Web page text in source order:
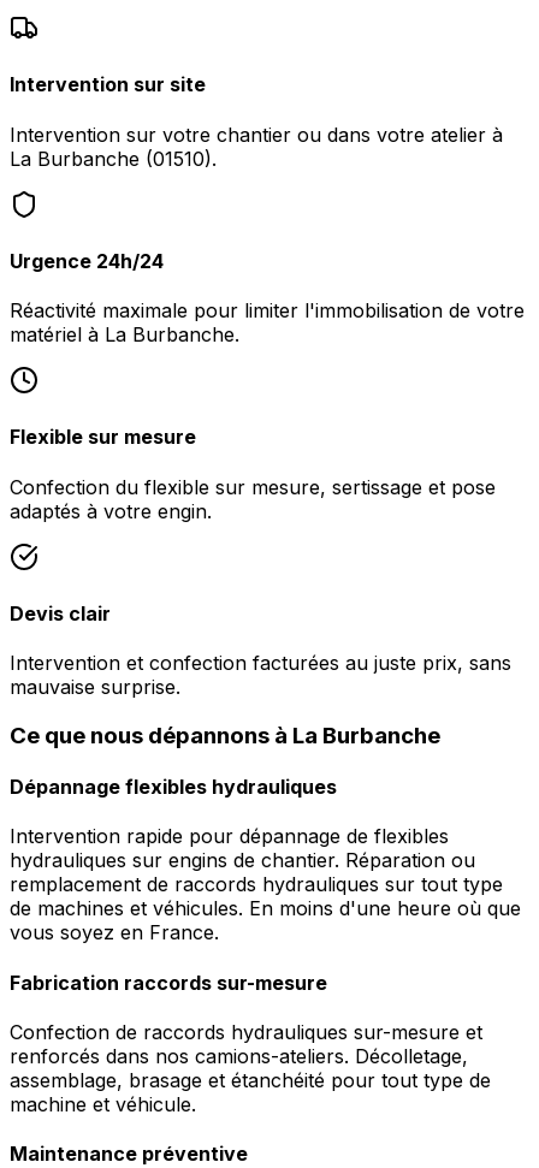
Intervention sur site
Intervention sur votre chantier ou dans votre atelier à
La Burbanche (01510).
Urgence 24h/24
Réactivité maximale pour limiter l'immobilisation de votre
matériel à La Burbanche.
Flexible sur mesure
Confection du flexible sur mesure, sertissage et pose
adaptés à votre engin.
Devis clair
Intervention et confection facturées au juste prix, sans
mauvaise surprise.
Ce que nous dépannons à La Burbanche
Dépannage flexibles hydrauliques
Intervention rapide pour dépannage de flexibles
hydrauliques sur engins de chantier. Réparation ou
remplacement de raccords hydrauliques sur tout type
de machines et véhicules. En moins d'une heure où que
vous soyez en France.
Fabrication raccords sur-mesure
Confection de raccords hydrauliques sur-mesure et
renforcés dans nos camions-ateliers. Décolletage,
assemblage, brasage et étanchéité pour tout type de
machine et véhicule.
Maintenance préventive